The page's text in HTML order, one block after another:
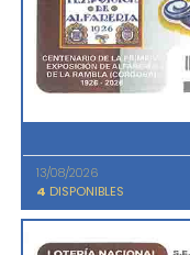
13/08/2026
4 DISPONIBLES